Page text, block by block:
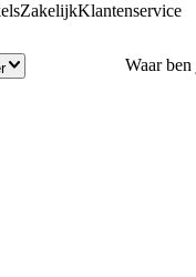
ZakelijkKlantenservice